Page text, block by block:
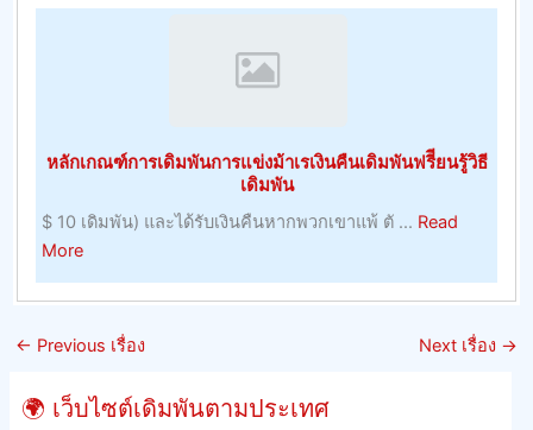
อยู่
รักษา
ต่อ
หลักเกณฑ์การเดิมพันการแข่งม้าเรเงินคืนเดิมพันฟรีียนรู้วิธี
เดิมพัน
$ 10 เดิมพัน) และได้รับเงินคืนหากพวกเขาแพ้ ตั ... Read
Moreabout
หลัก
เกณฑ์
พัน
การ
← Previous เรื่อง Next เรื่อง →
🌍 เว็บไซต์เดิมพันตามประเทศ